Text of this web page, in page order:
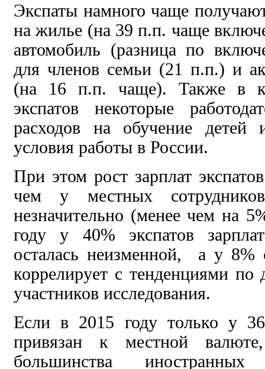
Экспаты намного чаще
на жилье (на 39 п.п. чаще
автомобиль (разница по
для членов семьи (21 п.п.) и
(на 16 п.п. чаще). Также в
экспатов некоторые
расходов на обучение
условия работы в России.
При этом рост зарплат
чем у местных
незначительно (менее чем на
году у 40% экспатов
осталась неизменной, а у 8%
коррелирует с тенденциями по
участников исследования.
Если в 2015 году только у
привязан к местной
большинства